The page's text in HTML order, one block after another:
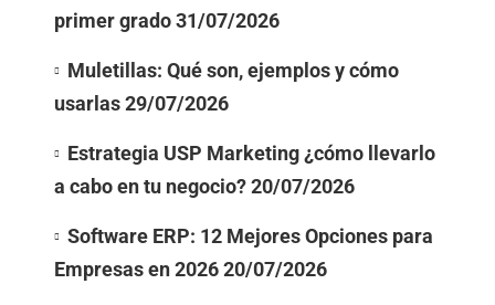
primer grado31/07/2026
Muletillas: Qué son, ejemplos y cómo
usarlas29/07/2026
Estrategia USP Marketing ¿cómo llevarlo
a cabo en tu negocio?20/07/2026
Software ERP: 12 Mejores Opciones para
Empresas en 202620/07/2026